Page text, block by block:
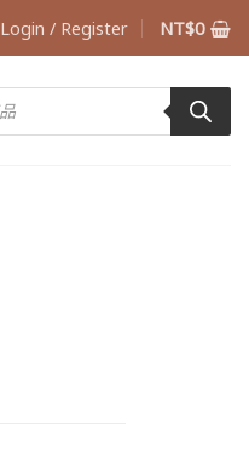
Login / Register NT$0